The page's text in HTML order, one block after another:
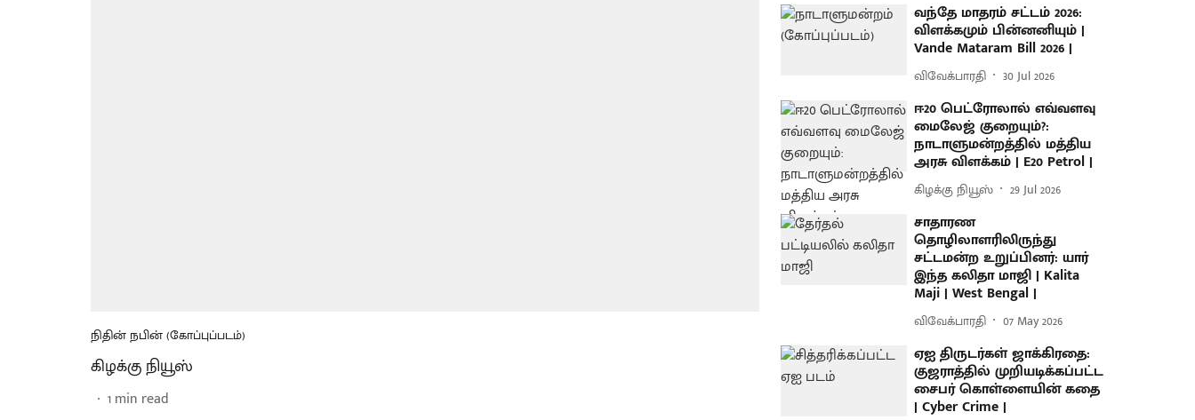
நிதின் நபின் (கோப்புப்படம்)
கிழக்கு நியூஸ்
1min read
வந்தே மாதரம் சட்டம் 2026:
விளக்கமும் பின்னனியும் |
Vande Mataram Bill 2026 |
விவேக்பாரதி 30 Jul 2026
ஈ20 பெட்ரோலால் எவ்வளவு
மைலேஜ் குறையும்?:
நாடாளுமன்றத்தில் மத்திய
அரசு விளக்கம் | E20 Petrol |
கிழக்கு நியூஸ் 29 Jul 2026
சாதாரண
தொழிலாளரிலிருந்து
சட்டமன்ற உறுப்பினர்: யார்
இந்த கலிதா மாஜி | Kalita
Maji | West Bengal |
விவேக்பாரதி 07 May 2026
ஏஐ திருடர்கள் ஜாக்கிரதை:
குஜராத்தில் முறியடிக்கப்பட்ட
சைபர் கொள்ளையின் கதை
| Cyber Crime |